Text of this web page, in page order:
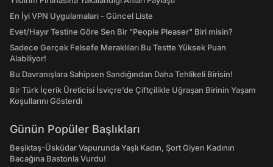
En İyi VPN Uygulamaları - Güncel Liste
Evet/Hayır Testine Göre Sen Bir "People Pleaser" Biri misin?
Sadece Gerçek Felsefe Meraklıları Bu Testte Yüksek Puan
Alabiliyor!
Bu Davranışlara Sahipsen Sandığından Daha Tehlikeli Birisin!
Bir Türk İçerik Üreticisi İsviçre’de Çiftçilikle Uğraşan Birinin Yaşam
Koşullarını Gösterdi
Günün Popüler Başlıkları
Beşiktaş-Üsküdar Vapurunda Yaşlı Kadın, Şort Giyen Kadının
Bacağına Bastonla Vurdu!